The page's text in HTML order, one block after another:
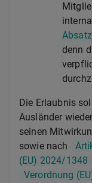
Absatz
denn
Die Erlaubnis
Ausländer
seinen
sowie nach
(EU) 2024/1348
Verordnung